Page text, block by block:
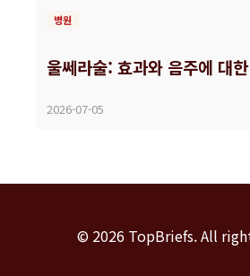
병원
울쎄라술: 효과와 음주에 대
2026-07-05
© 2026 TopBriefs. All